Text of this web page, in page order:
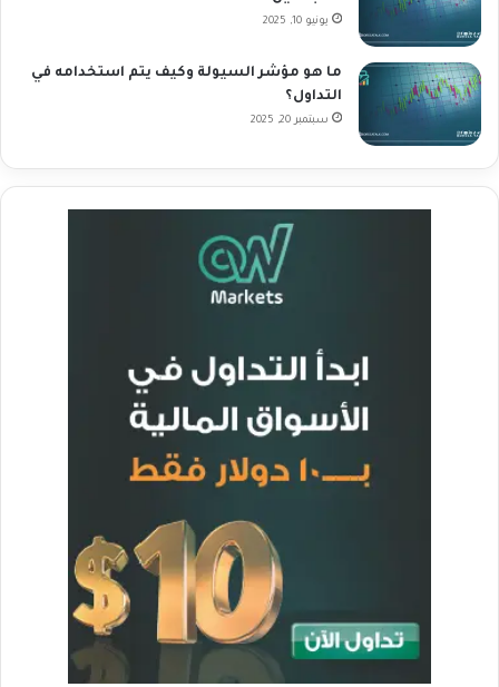
يونيو 10, 2025
ما هو مؤشر السيولة وكيف يتم استخدامه في
التداول؟
سبتمبر 20, 2025